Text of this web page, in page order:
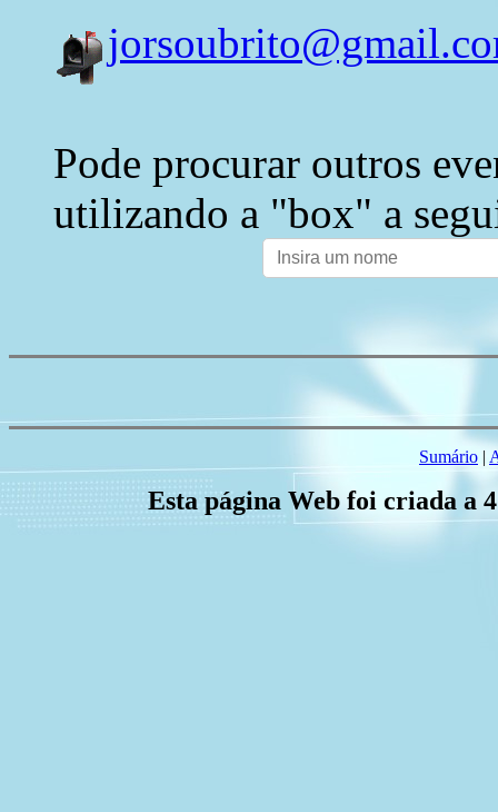
Pode procurar outros
utilizando a "box" a
Sumário |
Esta página Web foi criada a